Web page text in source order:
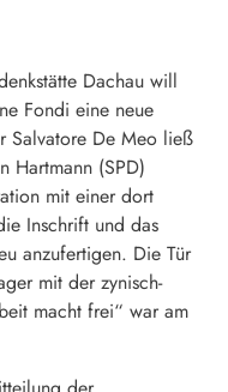
Dachau will
Fondi eine neue
Salvatore De Meo ließ
Hartmann (SPD)
mit einer dort
Inschrift und das
anzufertigen. Die Tür
mit der zynisch-
macht frei“ war am